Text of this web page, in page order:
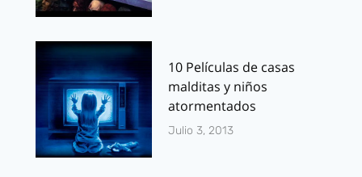
10 Películas de casas
malditas y niños
atormentados
Julio 3, 2013